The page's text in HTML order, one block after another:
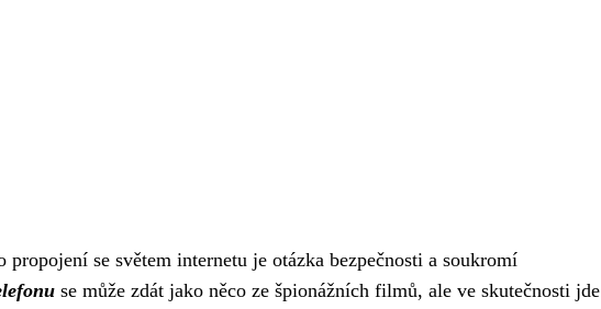
se světem internetu je otázka bezpečnosti a soukromí
se může zdát jako něco ze špionážních filmů, ale ve skutečnosti jde